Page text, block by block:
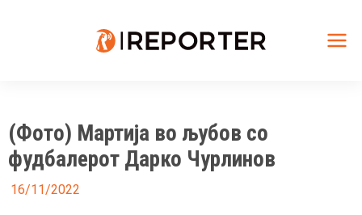
(Фото) Мартија во љубов со
фудбалерот Дарко Чурлинов
16/11/2022